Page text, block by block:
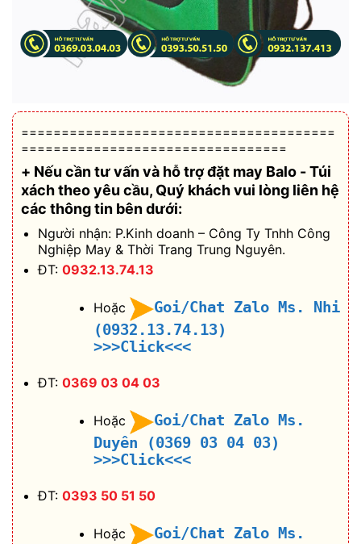
=======================================
=================================
+ Nếu cần tư vấn và hỗ trợđặt may Balo - Túi
xách theo yêu cầu, Quý khách vui lòng liên hệ
các thông tin bên dưới:
Người nhận: P.Kinh doanh – Công Ty Tnhh Công
Nghiệp May & Thời Trang Trung Nguyên.
ĐT: 0932.13.74.13
Hoặc
Goi/Chat Zalo Ms. Nhi
(0932.13.74.13)
>>>Click<<<
ĐT: 0369 03 04 03
Hoặc
Goi/Chat Zalo Ms.
Duyên (0369 03 04 03)
>>>Click<<<
ĐT: 0393 50 51 50
Hoặc
Goi/Chat Zalo Ms.